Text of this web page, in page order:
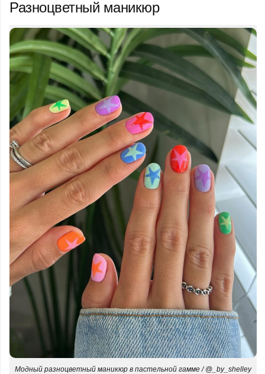
Разноцветный маникюр
Модный разноцветный маникюр в пастельной гамме / @_by_shelley